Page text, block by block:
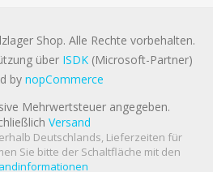
Shop. Alle Rechte vorbehalten.
über ISDK (Microsoft-Partner)
by nopCommerce
Mehrwertsteuer angegeben.
Versand
Deutschlands, Lieferzeiten für
Sie bitte der Schaltfläche mit den